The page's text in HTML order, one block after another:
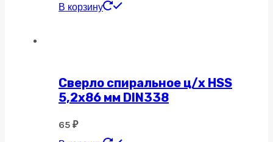
В корзину
Сверло спиральное ц/х HSS
5,2х86 мм DIN338
65 ₽